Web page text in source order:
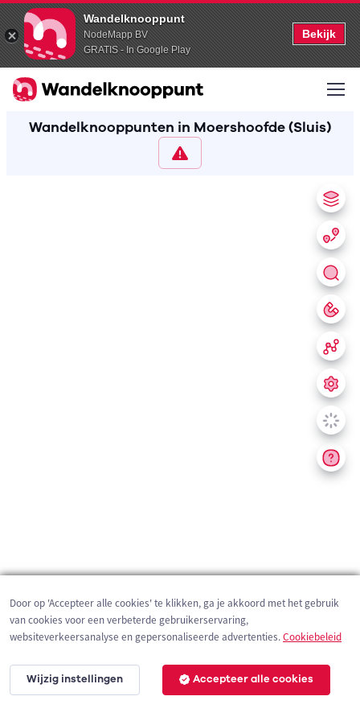
Wandelknooppunt
NodeMapp BV
GRATIS - In Google Play
Bekijk
Wandelknooppunten in Moershoofde (Sluis)
200 m
Door op 'Accepteer alle cookies' te klikken, ga je akkoord met het gebruik
van cookies voor een verbeterde gebruikerservaring,
websiteverkeersanalyse en gepersonaliseerde advertenties.Cookiebeleid
Wijzig instellingen Accepteer alle cookies